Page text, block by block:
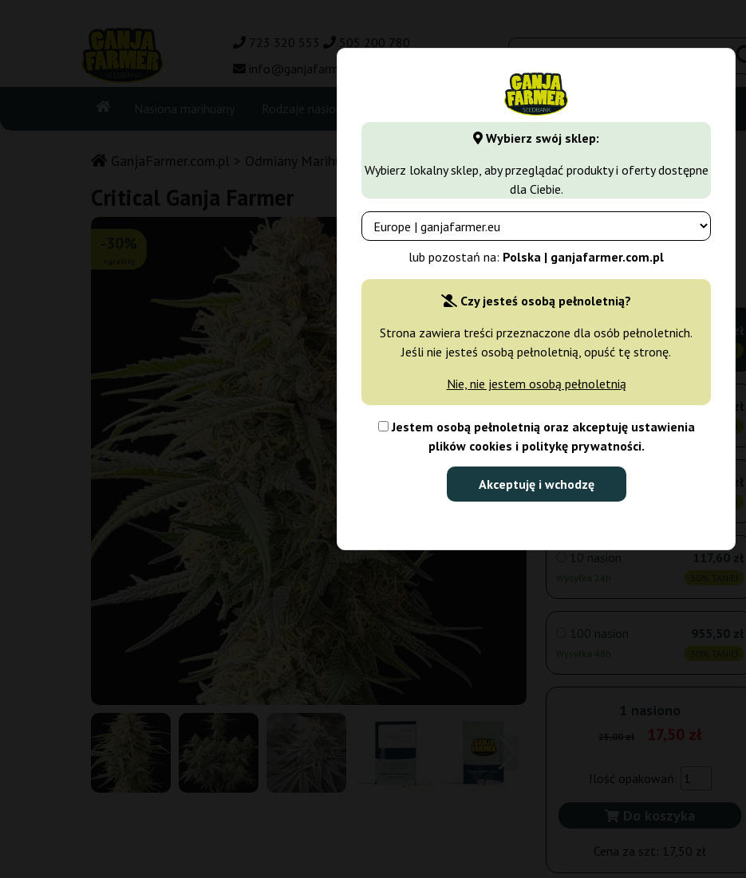
Wybierz swój sklep:
Wybierz lokalny sklep, aby przeglądać produkty i oferty dostępne
dla Ciebie.
lub pozostań na: Polska | ganjafarmer.com.pl
Czy jesteś osobą pełnoletnią?
Strona zawiera treści przeznaczone dla osób pełnoletnich.
Jeśli nie jesteś osobą pełnoletnią, opuść tę stronę.
Nie, nie jestem osobą pełnoletnią
Jestem osobą pełnoletnią oraz akceptuję ustawienia
plików cookies i politykę prywatności.
Akceptuję i wchodzę
723 320 553
505 200 780
info@ganjafarmer.com.pl
Nasiona marihuany Rodzaje nasion Odmiany marihuany
GanjaFarmer.com.pl Odmiany Marihuany
Critical Ganja Farmer
Ganja Farmer
1 nasiono
Wysyłka 24h
17,50 zł
3 nasiona
Wysyłka 24h
44,10 zł
30% TANIEJ
5 nasion
Wysyłka 24h
67,90 zł
10 nasion
Wysyłka 24h
117,60 zł
100 nasion
Wysyłka 48h
955,50 zł
1 nasiono
25,00 zł 17,50 zł
Ilość opakowań:
Do koszyka
Cena za szt: 17,50 zł